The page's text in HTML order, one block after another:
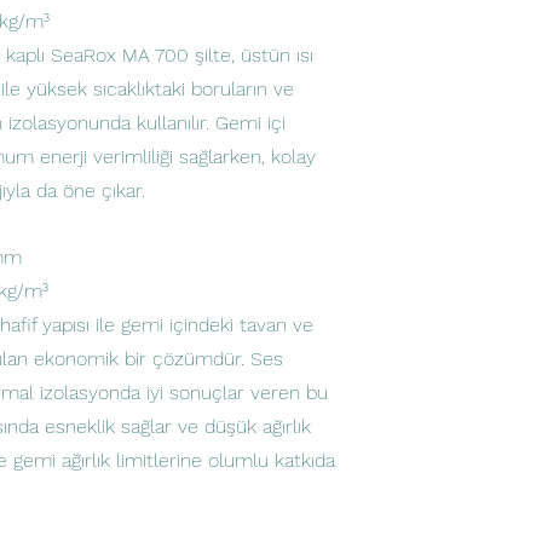
m³
SeaRox MA 700 şilte, üstün ısı
yüksek sıcaklıktaki boruların ve
izolasyonunda kullanılır. Gemi içi
enerji verimliliği sağlarken, kolay
da öne çıkar.
m³
yapısı ile gemi içindeki tavan ve
ekonomik bir çözümdür. Ses
izolasyonda iyi sonuçlar veren bu
esneklik sağlar ve düşük ağırlık
gemi ağırlık limitlerine olumlu katkıda